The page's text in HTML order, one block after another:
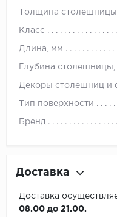
Толщина
Класс
Длина, мм
Глубина столешницы,
Декоры столешниц и
Тип поверхности
Бренд
Доставка
Доставка
08.00 до 21.00.